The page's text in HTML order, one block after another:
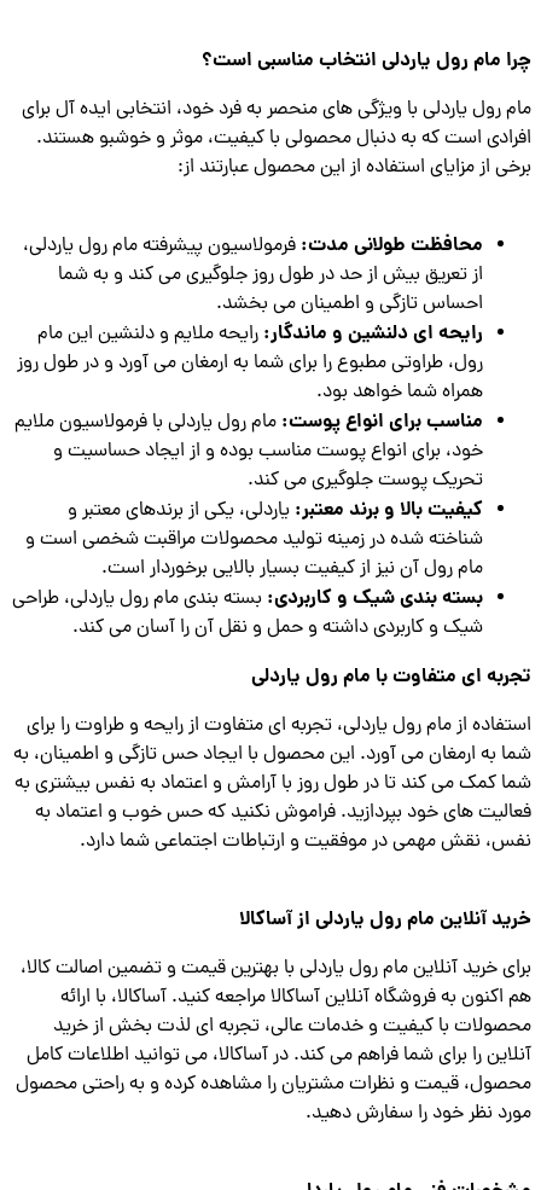
مام رول یاردلی انتخاب مناسبی است؟
رول یاردلی با ویژگی های منحصر به فرد خود، انتخابی ایده آل برای
است که به دنبال محصولی با کیفیت، موثر و خوشبو هستند.
از مزایای استفاده از این محصول عبارتند از:
محافظت طولانی مدت:فرمولاسیون پیشرفته مام رول یاردلی،
از تعریق بیش از حد در طول روز جلوگیری می کند و به شما
احساس تازگی و اطمینان می بخشد.
رایحه ای دلنشین و ماندگار:رایحه ملایم و دلنشین این مام
رول، طراوتی مطبوع را برای شما به ارمغان می آورد و در طول روز
همراه شما خواهد بود.
مناسب برای انواع پوست:مام رول یاردلی با فرمولاسیون ملایم
خود، برای انواع پوست مناسب بوده و از ایجاد حساسیت و
تحریک پوست جلوگیری می کند.
کیفیت بالا و برند معتبر:یاردلی، یکی از برندهای معتبر و
شناخته شده در زمینه تولید محصولات مراقبت شخصی است و
مام رول آن نیز از کیفیت بسیار بالایی برخوردار است.
بسته بندی شیک و کاربردی:بسته بندی مام رول یاردلی، طراحی
شیک و کاربردی داشته و حمل و نقل آن را آسان می کند.
ای متفاوت با مام رول یاردلی
از مام رول یاردلی، تجربه ای متفاوت از رایحه و طراوت را برای
به ارمغان می آورد. این محصول با ایجاد حس تازگی و اطمینان، به
کمک می کند تا در طول روز با آرامش و اعتماد به نفس بیشتری به
های خود بپردازید. فراموش نکنید که حس خوب و اعتماد به
نقش مهمی در موفقیت و ارتباطات اجتماعی شما دارد.
آنلاین مام رول یاردلی از آساکالا
خرید آنلاین مام رول یاردلی با بهترین قیمت و تضمین اصالت کالا،
به فروشگاه آنلاین آساکالا مراجعه کنید. آساکالا، با ارائه
با کیفیت و خدمات عالی، تجربه ای لذت بخش از خرید
را برای شما فراهم می کند. در آساکالا، می توانید اطلاعات کامل
قیمت و نظرات مشتریان را مشاهده کرده و به راحتی محصول
نظر خود را سفارش دهید.